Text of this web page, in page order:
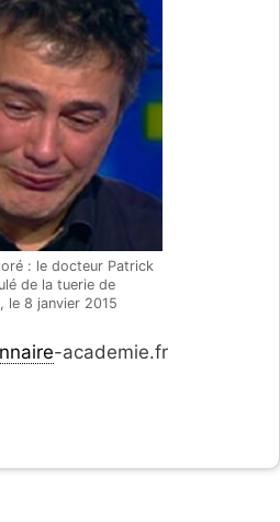
: le docteur Patrick
de la tuerie de
le 8 janvier 2015
-academie.fr